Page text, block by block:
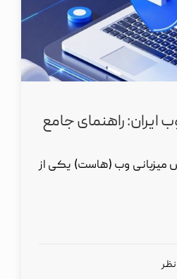
ایران: راهنمای جامع
میزبانی وب (هاست) یکی از